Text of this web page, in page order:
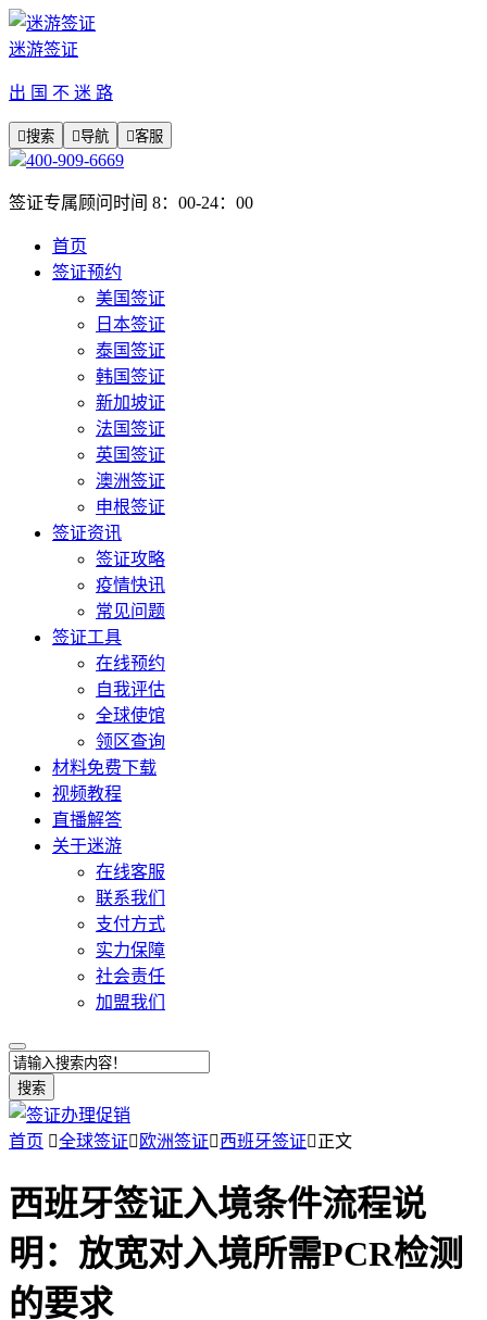
迷游签证
出 国 不 迷 路
搜索 导航 客服
400-909-6669
签证专属顾问时间 8：00-24：00
首页
签证预约
美国签证
日本签证
泰国签证
韩国签证
新加坡证
法国签证
英国签证
澳洲签证
申根签证
签证资讯
签证攻略
疫情快讯
常见问题
签证工具
在线预约
自我评估
全球使馆
领区查询
材料免费下载
视频教程
直播解答
关于迷游
在线客服
联系我们
支付方式
实力保障
社会责任
加盟我们
搜索
首页 全球签证 欧洲签证西班牙签证正文
西班牙签证入境条件流程说
明：放宽对入境所需PCR检测
的要求